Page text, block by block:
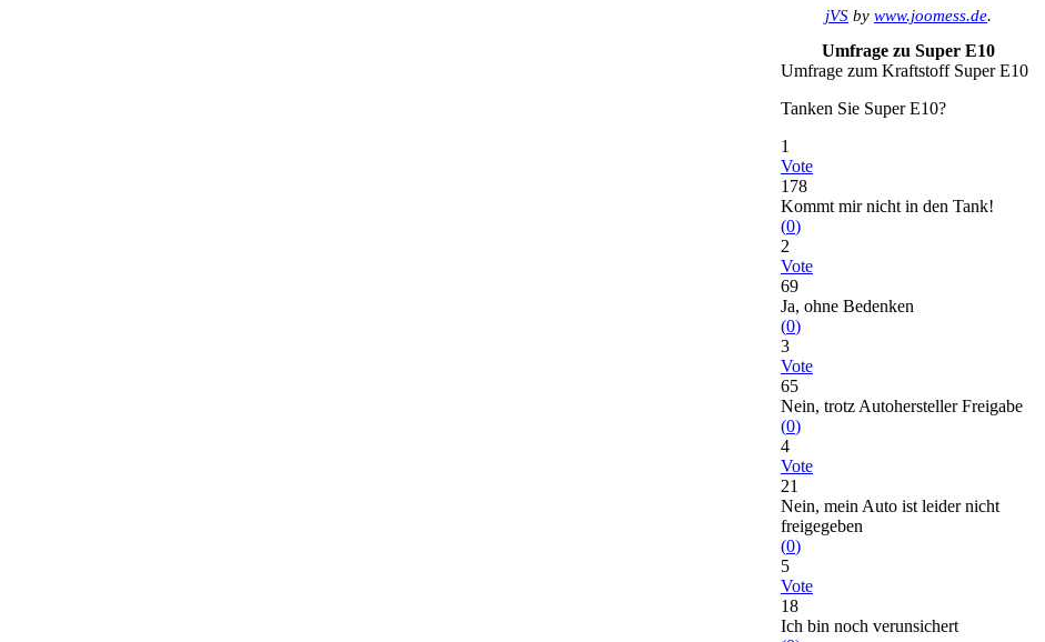
jVS by www.joomess.de.
Umfrage zu Super E10
Umfrage zum Kraftstoff Super E10
Tanken Sie Super E10?
1
Vote
178
Kommt mir nicht in den Tank!
(0)
2
Vote
69
Ja, ohne Bedenken
(0)
3
Vote
65
Nein, trotz Autohersteller Freigabe
(0)
4
Vote
21
Nein, mein Auto ist leider nicht
freigegeben
(0)
5
Vote
18
Ich bin noch verunsichert